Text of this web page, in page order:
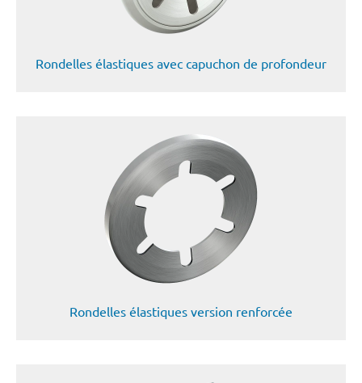
Rondelles élastiques avec capuchon de profondeur
Rondelles élastiques version renforcée